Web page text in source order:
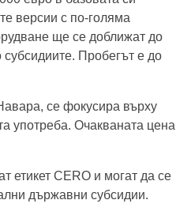
версии с по-голяма
ще се доближат до
Пробегът е до
се фокусира върху
употреба. Очакваната цена
етикет CERO и могат да се
държавни субсидии.